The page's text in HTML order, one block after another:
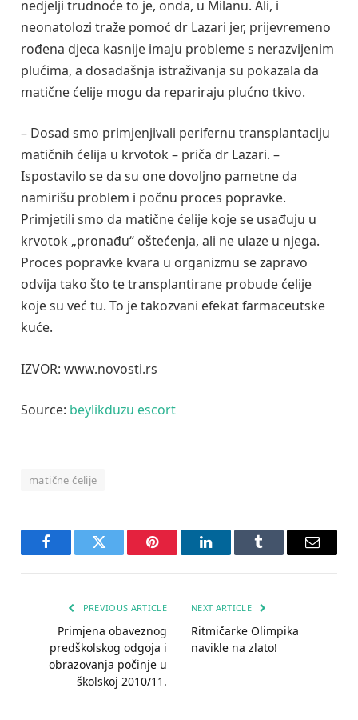
nedjelji trudnoće to je, onda, u Milanu. Ali, i
neonatolozi traže pomoć dr Lazari jer, prijevremeno
rođena djeca kasnije imaju probleme s nerazvijenim
plućima, a dosadašnja istraživanja su pokazala da
matične ćelije mogu da repariraju plućno tkivo.
– Dosad smo primjenjivali perifernu transplantaciju
matičnih ćelija u krvotok – priča dr Lazari. –
Ispostavilo se da su one dovoljno pametne da
namirišu problem i počnu proces popravke.
Primjetili smo da matične ćelije koje se usađuju u
krvotok „pronađu“ oštećenja, ali ne ulaze u njega.
Proces popravke kvara u organizmu se zapravo
odvija tako što te transplantirane probude ćelije
koje su već tu. To je takozvani efekat farmaceutske
kuće.
IZVOR: www.novosti.rs
Source: beylikduzu escort
matične ćelije
FacebookTwitter Pinterest LinkedInTumblr Email
PREVIOUS ARTICLE
Primjena obaveznog
predškolskog odgoja i
obrazovanja počinje u
školskoj 2010/11.
NEXT ARTICLE
Ritmičarke Olimpika
navikle na zlato!